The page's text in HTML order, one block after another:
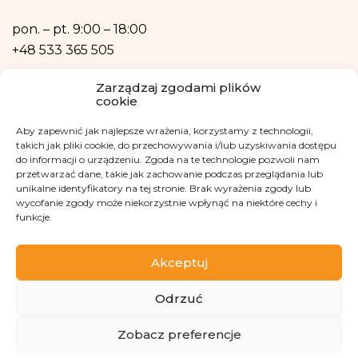
Zarządzaj zgodami plików
cookie
Aby zapewnić jak najlepsze wrażenia, korzystamy z technologii,
takich jak pliki cookie, do przechowywania i/lub uzyskiwania dostępu
do informacji o urządzeniu. Zgoda na te technologie pozwoli nam
przetwarzać dane, takie jak zachowanie podczas przeglądania lub
unikalne identyfikatory na tej stronie. Brak wyrażenia zgody lub
wycofanie zgody może niekorzystnie wpłynąć na niektóre cechy i
funkcje.
Akceptuj
Odrzuć
Zobacz preferencje
również w formie profilowania.
pon. – pt. 9:00 – 18:00
+48 533 365 505
Kontakt mailowy
Inspektor Danych Osobowych
Klaudia Kwiatkowska
iod@fundacjakasisi.pl
Odwiedź nas na